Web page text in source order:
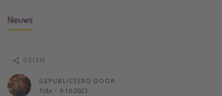
Overzicht
Autoverhuur
Vroegboeker
Groepsreizen
Nieuws
GEPUBLICEERD DOOR
Tobi · 9-10-2023
DELEN